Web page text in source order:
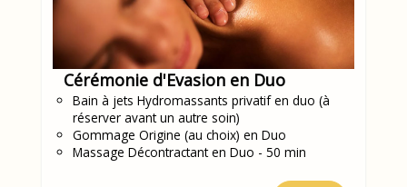
Cérémonie d'Evasion en Duo
Bain à jets Hydromassants privatif en duo (à
réserver avant un autre soin)
Gommage Origine (au choix) en Duo
Massage Décontractant en Duo - 50 min